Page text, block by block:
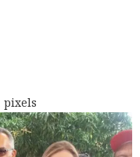
pixels